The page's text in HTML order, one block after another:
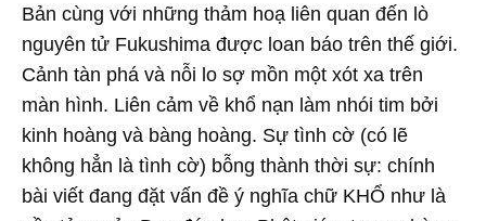
Bản cùng với những thảm hoạ liên quan đến lò
nguyên tử Fukushima được loan báo trên thế giới.
Cảnh tàn phá và nỗi lo sợ mồn một xót xa trên
màn hình. Liên cảm về khổ nạn làm nhói tim bởi
kinh hoàng và bàng hoàng. Sự tình cờ (có lẽ
không hẳn là tình cờ) bỗng thành thời sự: chính
bài viết đang đặt vấn đề ý nghĩa chữ KHỔ như là